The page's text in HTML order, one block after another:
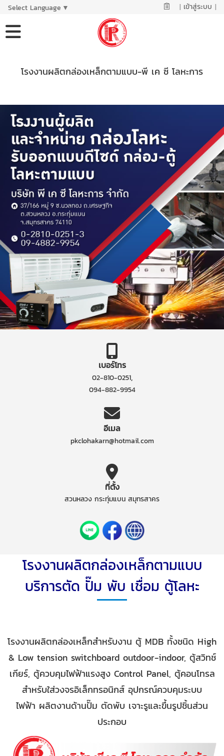
Select Language ▼ | เข้าสู่ระบบ |
โรงงานผลิตกล่องเหล็กตามแบบ-พี เค ซี โลหะการ
เบอร์โทร
02-810-0251,
094-882-9954
อีเมล
pkclohakarn@hotmail.com
ที่ตั้ง
สวนหลวง กระทุ่มแบน สมุทรสาคร
โรงงานผลิตกล่องเหล็กตามแบบ
บริการตัด ปั๊ม พับ เชื่อม ตู้โลหะ
โรงงานผลิตกล่องเหล็กสำหรับงาน ตู้ MDB ทั้งชนิด High
& Low tension switchboard outdoor-indoor, ตู้สวิทช์
เกียร์, ตู้ควบคุมไฟฟ้าแรงสูง Control Panel, ตู้คอนโทรล
สำหรับใส่วงจรอิเล็กทรอนิกส์ อุปกรณ์ควบคุมระบบ
ไฟฟ้า ผลิตงานด้านปั๊ม ตัดพับ เจาะรูและขึ้นรูปชิ้นส่วน
ประกอบ